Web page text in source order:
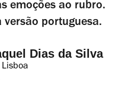
emoções ao rubro.
versão portuguesa.
Dias da Silva